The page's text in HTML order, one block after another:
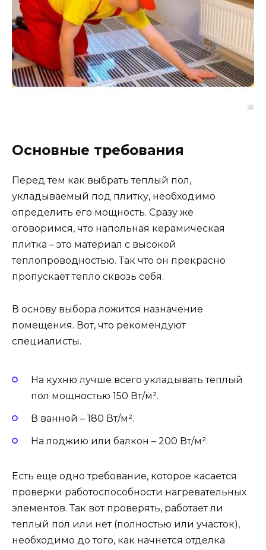
Основные требования
Перед тем как выбрать теплый пол,
укладываемый под плитку, необходимо
определить его мощность. Сразу же
оговоримся, что напольная керамическая
плитка – это материал с высокой
теплопроводностью. Так что он прекрасно
пропускает тепло сквозь себя.
В основу выбора ложится назначение
помещения. Вот, что рекомендуют
специалисты.
На кухню лучше всего укладывать теплый
пол мощностью 150 Вт/м².
В ванной – 180 Вт/м².
На лоджию или балкон – 200 Вт/м².
Есть еще одно требование, которое касается
проверки работоспособности нагревательных
элементов. Так вот проверять, работает ли
теплый пол или нет (полностью или участок),
необходимо до того, как начнется отделка